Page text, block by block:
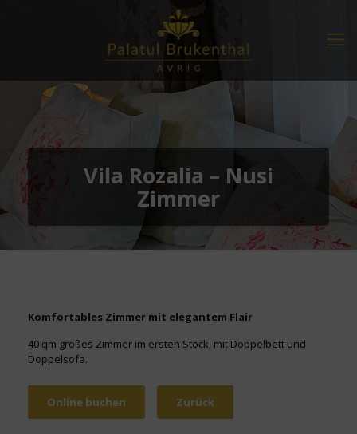
Vila Rozalia – Nusi
Zimmer
Komfortables Zimmer mit elegantem Flair
40 qm großes Zimmer im ersten Stock, mit Doppelbett und
Doppelsofa.
Online buchen Zurück